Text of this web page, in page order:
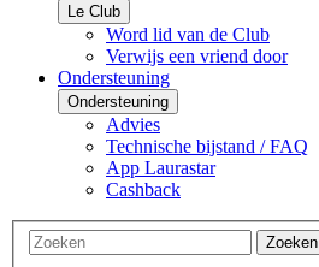
Le Club
Word lid van de Club
Verwijs een vriend door
Ondersteuning
Ondersteuning
Advies
Technische bijstand / FAQ
App Laurastar
Cashback
Zoeken